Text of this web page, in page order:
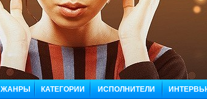
ЖАНРЫ КАТЕГОРИИ ИСПОЛНИТЕЛИ